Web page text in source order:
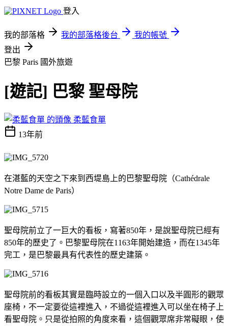
登入
我的部落格 我的部落格後台
我的帳號
登出
巴黎 Paris 國外旅遊
[遊記] 巴黎 聖母院
柔藍食單
13年前
在湛藍的天空之下來到西堤島上的巴黎聖母院（Cathédrale
Notre Dame de Paris）
聖母院前立了一巨大的看板，寫著850年，是說聖母院已經有
850年的歷史了。巴黎聖母院在1163年開始建造，而在1345年
完工，是巴黎最具有代表性的歷史建築。
聖母院前的看板其實是臨時設立的一個入口以及半圓形的觀眾
座椅，不一定要從這裡進入，不過從這裡進入可以坐在椅子上
看聖母院。只是從拍照的角度來看，這個觀眾席非常礙眼，使